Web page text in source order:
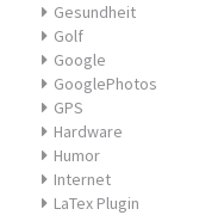
Gesundheit
Golf
Google
GooglePhotos
GPS
Hardware
Humor
Internet
LaTex Plugin